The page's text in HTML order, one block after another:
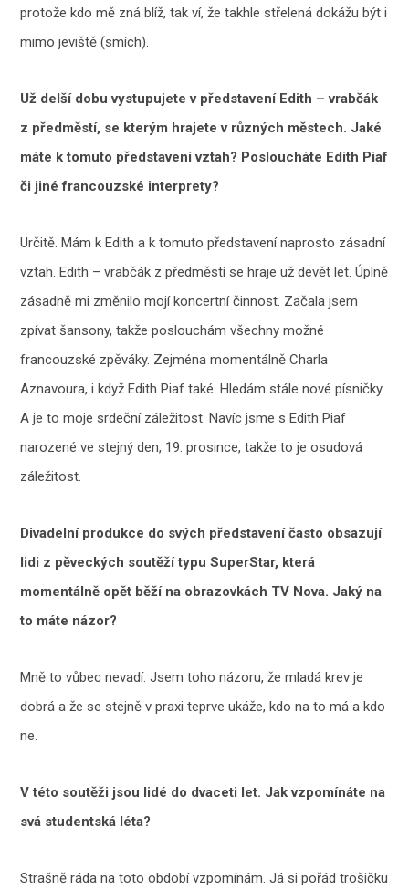
protože kdo mě zná blíž, tak ví, že takhle střelená dokážu být i
mimo jeviště (smích).
Už delší dobu vystupujete v představení Edith – vrabčák
z předměstí, se kterým hrajete v různých městech. Jaké
máte k tomuto představení vztah? Posloucháte Edith Piaf
či jiné francouzské interprety?
Určitě. Mám k Edith a k tomuto představení naprosto zásadní
vztah. Edith – vrabčák z předměstí se hraje už devět let. Úplně
zásadně mi změnilo mojí koncertní činnost. Začala jsem
zpívat šansony, takže poslouchám všechny možné
francouzské zpěváky. Zejména momentálně Charla
Aznavoura, i když Edith Piaf také. Hledám stále nové písničky.
A je to moje srdeční záležitost. Navíc jsme s Edith Piaf
narozené ve stejný den, 19. prosince, takže to je osudová
záležitost.
Divadelní produkce do svých představení často obsazují
lidi z pěveckých soutěží typu SuperStar, která
momentálně opět běží na obrazovkách TV Nova. Jaký na
to máte názor?
Mně to vůbec nevadí. Jsem toho názoru, že mladá krev je
dobrá a že se stejně v praxi teprve ukáže, kdo na to má a kdo
ne.
V této soutěži jsou lidé do dvaceti let. Jak vzpomínáte na
svá studentská léta?
Strašně ráda na toto období vzpomínám. Já si pořád trošičku